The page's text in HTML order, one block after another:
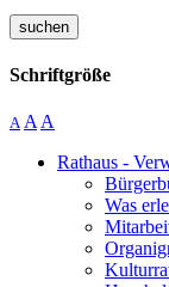
suchen
Schriftgröße
A A A
Rathaus -
Was